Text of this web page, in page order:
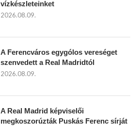
vízkészleteinket
2026.08.09.
A Ferencváros egygólos vereséget
szenvedett a Real Madridtól
2026.08.09.
A Real Madrid képviselői
megkoszorúzták Puskás Ferenc sírját